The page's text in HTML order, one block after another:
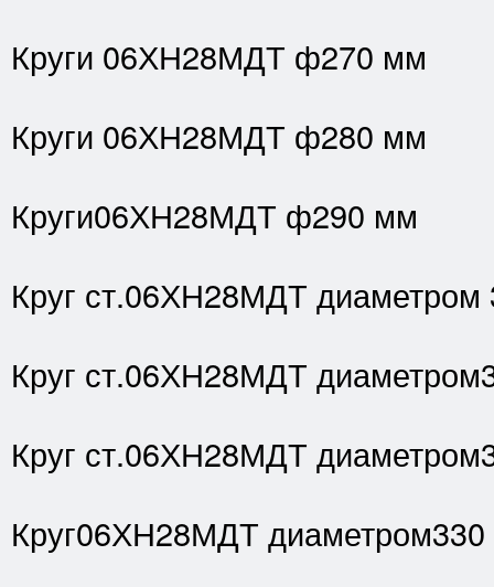
Круги 06ХН28МДТ ф270 мм
Круги 06ХН28МДТ ф280 мм
Круги06ХН28МДТ ф290 мм
Круг ст.06ХН28МДТ
Круг ст.06ХН28МДТ
Круг ст.06ХН28МДТ
Круг06ХН28МДТ